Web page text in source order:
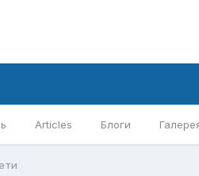
Articles Блоги